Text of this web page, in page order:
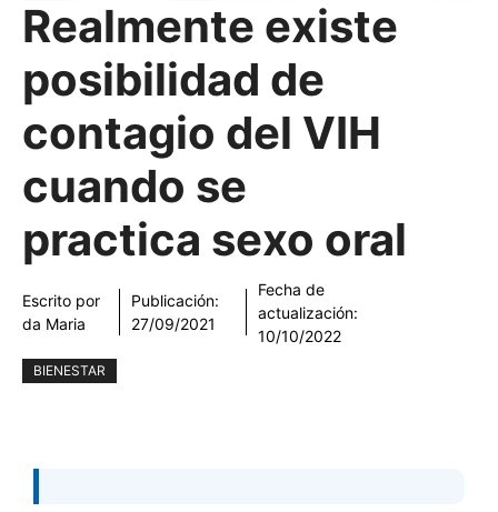
Realmente existe
posibilidad de
contagio del VIH
cuando se
practica sexo oral
Escrito por
da Maria
Publicación:
27/09/2021
Fecha de
actualización:
10/10/2022
BIENESTAR